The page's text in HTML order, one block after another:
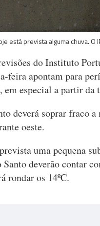
está prevista alguma chuva. O
do Instituto
feira apontam para
em especial a partir da
deverá soprar fraco
oeste.
uma pequena
Santo deverão contar
rondar os 14ºC.